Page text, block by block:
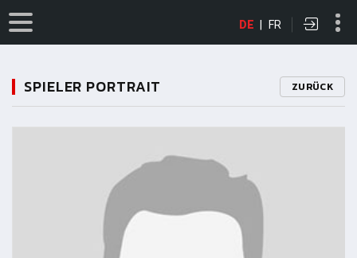
DE | FR
SPIELER PORTRAIT ZURÜCK